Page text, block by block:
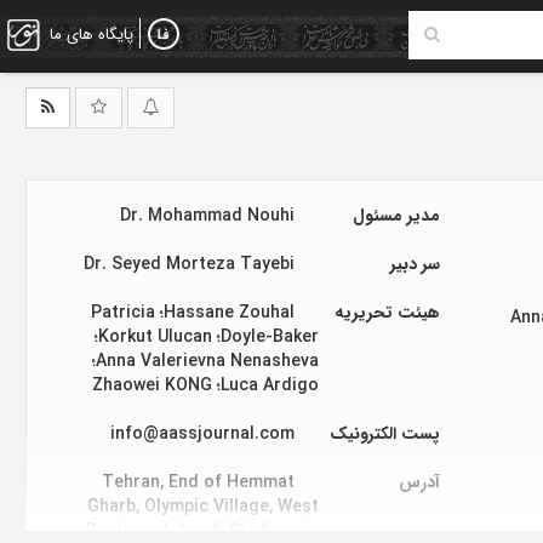
پایگاه های ما
مدیر مسئول
Dr. Mohammad Nouhi
سر دبیر
Dr. Seyed Morteza Tayebi
هیئت تحریریه
Hassane Zouhal؛ Patricia
Doyle-Baker؛ Korkut Ulucan؛
Anna Valerievna Nenasheva؛
Luca Ardigo؛ Zhaowei KONG
پست الکترونیک
info@aassjournal.com
آدرس
Tehran, End of Hemmat
Gharb, Olympic Village, West